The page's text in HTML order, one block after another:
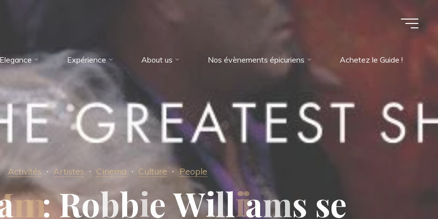
Elegance Expérience About us Nos évènements épicuriens Achetez le Guide !
Activités Artistes Cinema Culture People
n:RobbieWilliams se